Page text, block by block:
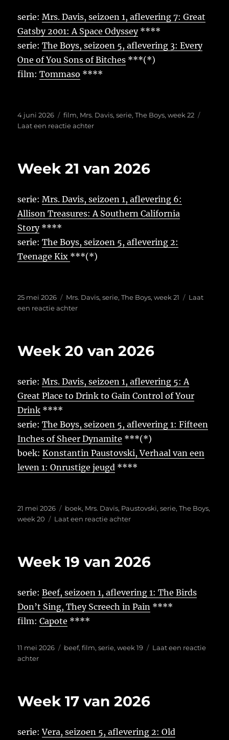
serie:Mrs. Davis, seizoen 1, aflevering 7: Great
Gatsby 2001: A Space Odyssey****
serie:The Boys, seizoen 5, aflevering 3: Every
One of You Sons of Bitches ***(*)
film:Tommaso ****
Geplaatst
op
4 juni 2026 Tags
film, Mrs. Davis,serie,The Boys,week 22
Laat een reactie achterop
2026
Week 21 van 2026
serie:Mrs. Davis, seizoen 1, aflevering 6:
Allison Treasures: A Southern California
Story****
serie:The Boys, seizoen 5, aflevering 2:
Teenage Kix ***(*)
Geplaatst
op
25 mei 2026 Tags
Mrs. Davis,serie,The Boys,week 21
Laat
een reactie achterop
2026
Week 20 van 2026
serie:Mrs. Davis, seizoen 1, aflevering 5: A
Great Place to Drink to Gain Control of Your
Drink ****
serie:The Boys, seizoen 5, aflevering 1: Fifteen
Inches of Sheer Dynamite ***(*)
boek:Konstantin Paustovski, Verhaal van een
leven 1: Onrustige jeugd ****
Geplaatst
op
21 mei 2026 Tags
boek, Mrs. Davis, Paustovski,serie,The Boys,
week 20
Laat een reactie achterop
2026
Week 19 van 2026
serie:Beef, seizoen 1, aflevering 1: The Birds
Don’t Sing, They Screech in Pain ****
film:Capote ****
Geplaatst
op
11 mei 2026 Tags
beef,film,serie,week 19
Laat een reactie
achterop
2026
Week 17 van 2026
serie:Vera, seizoen 5, aflevering 2: Old